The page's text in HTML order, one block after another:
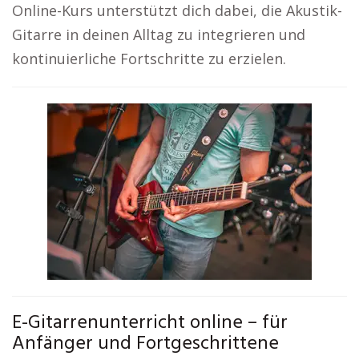
Online-Kurs unterstützt dich dabei, die Akustik-
Gitarre in deinen Alltag zu integrieren und
kontinuierliche Fortschritte zu erzielen.
E-Gitarrenunterricht online – für
Anfänger und Fortgeschrittene